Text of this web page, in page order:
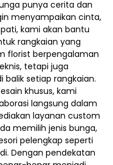
punya cerita dan
menyampaikan cinta,
kami akan bantu
rangkaian yang
florist berpengalaman
tetapi juga
setiap rangkaian.
khusus, kami
langsung dalam
layanan custom
memilih jenis bunga,
pelengkap seperti
Dengan pendekatan